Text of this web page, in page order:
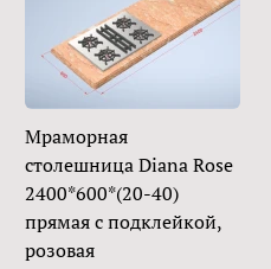
Мраморная
столешница Diana Rose
2400*600*(20-40)
прямая с подклейкой,
розовая